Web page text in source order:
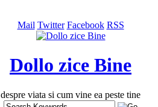
Mail Twitter Facebook RSS
Dollo zice Bine
despre viata si cum vine ea peste tine